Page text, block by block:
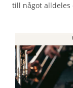
till något alldeles